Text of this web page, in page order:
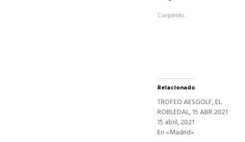
(Se
en
Cargando...
Relacionado
TROFEO AESGOLF, EL
ROBLEDAL, 15 ABR 2021
15 abril, 2021
En «Madrid»